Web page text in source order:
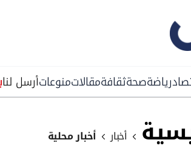
رياضةصحةثقافةمقالاتمنوعاتأرسل لنا
أخبار أخبار محلية